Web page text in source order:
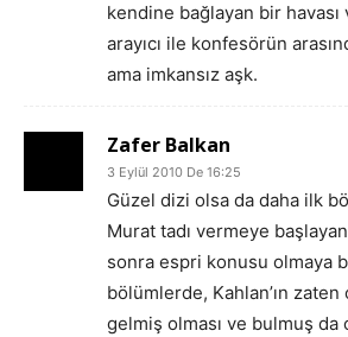
kendine bağlayan bir
arayıcı ile konfesörün
ama imkansız aşk.
Zafer Balkan
3 Eylül 2010 De 16:25
Güzel dizi olsa da daha ilk
Murat tadı vermeye
sonra espri konusu olmaya
bölümlerde, Kahlan’ın
gelmiş olması ve bulmuş da